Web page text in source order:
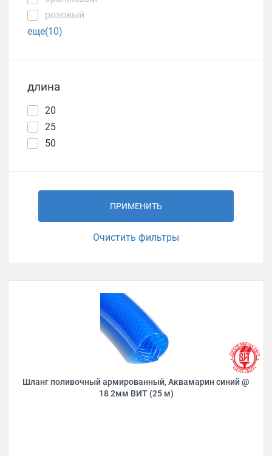
розовый
еще(10)
длина
20
25
50
ПРИМЕНИТЬ
Очистить фильтры
Шланг поливочный армированный, Аквамарин синий @
18 2мм ВИТ (25 м)